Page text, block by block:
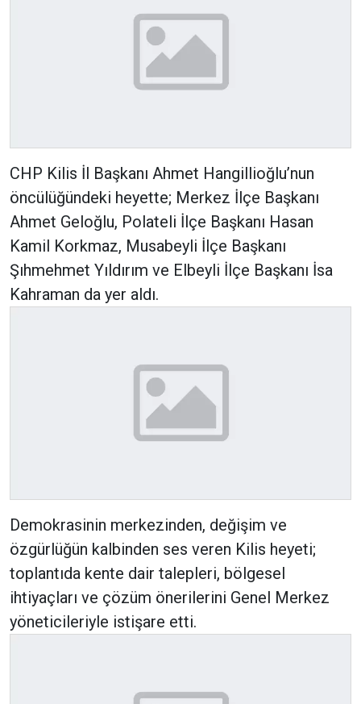
CHP Kilis İl Başkanı Ahmet Hangillioğlu’nun
öncülüğündeki heyette; Merkez İlçe Başkanı
Ahmet Geloğlu, Polateli İlçe Başkanı Hasan
Kamil Korkmaz, Musabeyli İlçe Başkanı
Şıhmehmet Yıldırım ve Elbeyli İlçe Başkanı İsa
Kahraman da yer aldı.
Demokrasinin merkezinden, değişim ve
özgürlüğün kalbinden ses veren Kilis heyeti;
toplantıda kente dair talepleri, bölgesel
ihtiyaçları ve çözüm önerilerini Genel Merkez
yöneticileriyle istişare etti.